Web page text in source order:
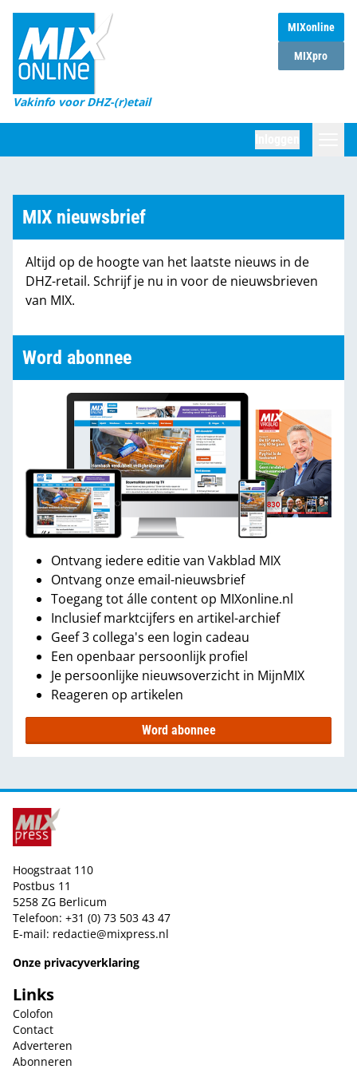
MIXonline
MIXpro
Vakinfo voor DHZ-(r)etail
Home
Magazines
DHZ Sessie
Marktcijfers
Partners
MIX nieuwsbrief
Altijd op de hoogte van het laatste nieuws in de
DHZ-retail. Schrijf je nu in voor de nieuwsbrieven
van MIX.
Word abonnee
Ontvang iedere editie van Vakblad MIX
Ontvang onze email-nieuwsbrief
Toegang tot álle content op MIXonline.nl
Inclusief marktcijfers en artikel-archief
Geef 3 collega's een login cadeau
Een openbaar persoonlijk profiel
Je persoonlijke nieuwsoverzicht in MijnMIX
Reageren op artikelen
Word abonnee
Hoogstraat 110
Postbus 11
5258 ZG Berlicum
Telefoon: +31 (0) 73 503 43 47
E-mail: redactie@mixpress.nl
Onze privacyverklaring
Links
Colofon
Contact
Adverteren
Abonneren